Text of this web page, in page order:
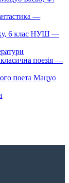
—
6 клас НУШ —
поезія —
поета Мацуо